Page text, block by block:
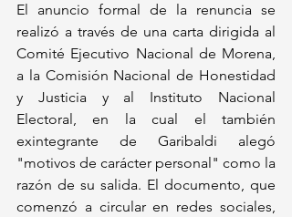
El anuncio formal de la renuncia se
realizó a través de una carta dirigida al
Comité Ejecutivo Nacional de Morena,
a la Comisión Nacional de Honestidad
y Justicia y al Instituto Nacional
Electoral, en la cual el también
exintegrante de Garibaldi alegó
"motivos de carácter personal" como la
razón de su salida. El documento, que
comenzó a circular en redes sociales,